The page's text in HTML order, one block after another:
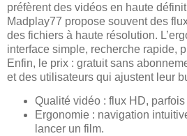
préfèrent des vidéos en haute
Madplay77 propose souvent des
des fichiers à haute résolution.
interface simple, recherche rapide,
Enfin, le prix : gratuit sans
et des utilisateurs qui ajustent leur
Qualité vidéo : flux HD,
Ergonomie : navigation
lancer un film.